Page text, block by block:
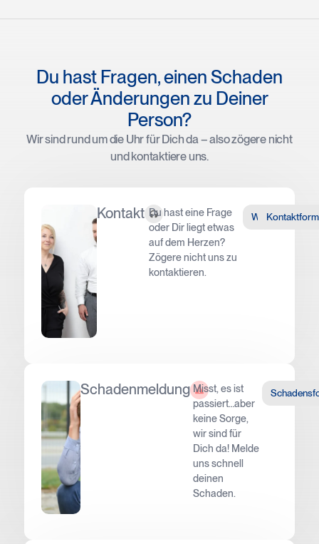
Du hast Fragen, einen Schaden
oder Änderungen zu Deiner
Person?
Wir sind rund um die Uhr für Dich da – also zögere nicht
und kontaktiere uns.
Kontakt Du hast eine Frage
oder Dir liegt etwas
auf dem Herzen?
Zögere nicht uns zu
kontaktieren.
WhatsApp
Schadenmeldung Misst, es ist
passiert…aber
keine Sorge,
wir sind für
Dich da! Melde
uns schnell
deinen
Schaden.